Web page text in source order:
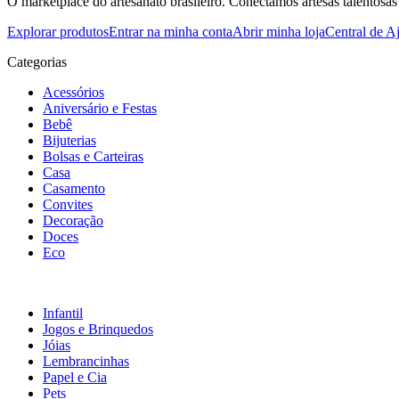
Explorar produtosEntrar na minha contaAbrir minha lojaCentral de
Categorias
Acessórios
Aniversário e Festas
Bebê
Bijuterias
Bolsas e Carteiras
Casa
Casamento
Convites
Decoração
Doces
Eco
Infantil
Jogos e Brinquedos
Jóias
Lembrancinhas
Papel e Cia
Pets